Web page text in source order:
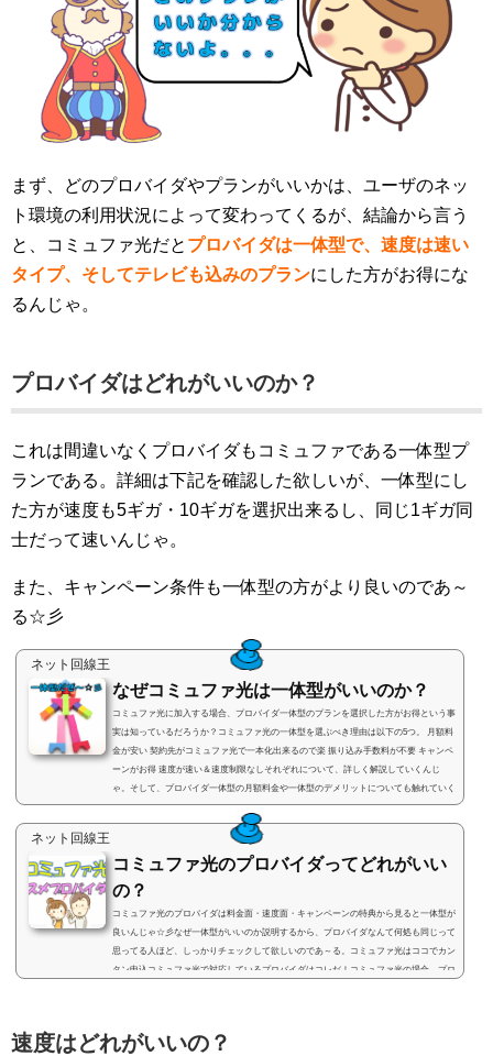
まず、どのプロバイダやプランがいいかは、 ユーザのネッ
ト環境の利用状況によって変わってくるが、結論から言う
と、
コミュファ光だと プロバイダは一体型で、速度は速い
タイプ、そしてテレビも込みのプランにした方がお得にな
るんじゃ。
プロバイダはどれがいいのか？
これは間違いなくプロバイダもコミュファである一体型プ
ランである。詳細は下記を確認した欲しいが、一体型にし
た方が速度も5ギガ・10ギガを選択出来るし、同じ1ギガ同
士だって速いんじゃ。
また、キャンペーン条件も一体型の方がより良いのであ～
る☆彡
ネット回線王
なぜコミュファ光は一体型がいいのか？
コミュファ光に加入する場合、プロバイダ一体型のプランを選択した方がお得という事
実は知っているだろうか？コミュファ光の一体型を選ぶべき理由は以下の5つ。 月額料
金が安い 契約先がコミュファ光で一本化出来るので楽 振り込み手数料が不要 キャンペ
ーンがお得 速度が速い＆速度制限なしそれぞれについて、詳しく解説していくんじ
ゃ。そして、プロバイダ一体型の月額料金や一体型のデメリットについても触れていく
ので、コミュファ光に入ろうとしている方はぜひ参考にして欲しい☆彡プロバイダ一体
型は株式会社NEXTで申込コミ...
ネット回線王
コミュファ光のプロバイダってどれがいい
の？
コミュファ光のプロバイダは料金面・速度面・キャンペーンの特典から見ると一体型が
良いんじゃ☆彡なぜ一体型がいいのか説明するから、プロバイダなんて何処も同じって
思ってる人ほど、しっかりチェックして欲しいのであ～る。コミュファ光はココでカン
タン申込コミュファ光で対応しているプロバイダはコレだ！コミュファ光の場合、プロ
速度はどれがいいの？